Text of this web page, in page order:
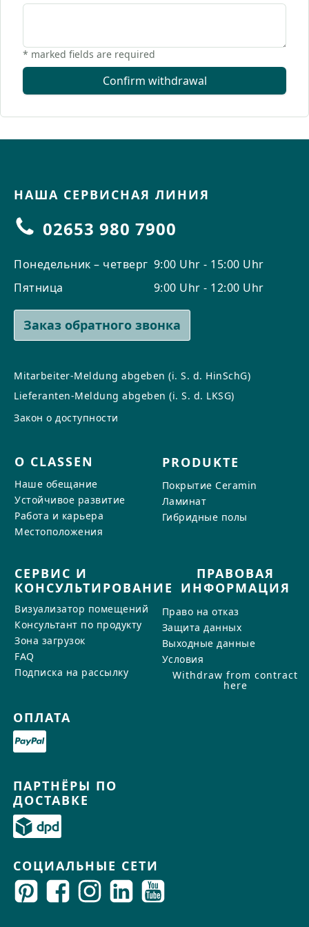
У вас есть вопросы или вы
индивидуальную
всегда готова помочь вам —
быстро, вежливо и
воспользуйтесь нашей
Отправить запрос на контакт
* marked fields are required
Confirm withdrawal
НАША СЕРВИСНАЯ ЛИНИЯ
02653 980 7900
Понедельник – четверг
Пятница
9:00 Uhr - 15:00 Uhr
9:00 Uhr - 12:00 Uhr
Заказ обратного звонка
Mitarbeiter-Meldung abgeben (i. S. d. HinSchG)
Lieferanten-Meldung abgeben (i. S. d. LKSG)
Закон о доступности
О CLASSEN
Наше обещание
Устойчивое развитие
Работа и карьера
Местоположения
PRODUKTE
Покрытие Ceramin
Ламинат
Гибридные полы
СЕРВИС И
КОНСУЛЬТИРОВАНИЕ
Визуализатор помещений
Консультант по продукту
Зона загрузок
FAQ
Подписка на рассылку
ПРАВОВАЯ
ИНФОРМАЦИЯ
Право на отказ
Защита данных
Выходные данные
Условия
Withdraw from contract
here
ОПЛАТА
ПАРТНЁРЫ ПО
ДОСТАВКЕ
СОЦИАЛЬНЫЕ СЕТИ